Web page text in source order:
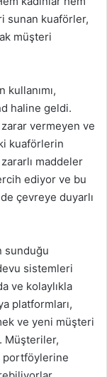
sunan kuaförler,
müşteri
haline geldi.
vermeyen ve
kuaförlerin
maddeler
ediyor ve bu
çevreye duyarlı
sunduğu
sistemleri
ve kolaylıkla
platformları,
ve yeni müşteri
Müşteriler,
portföylerine